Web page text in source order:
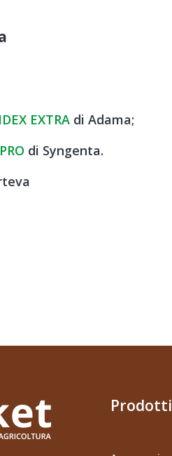
EXTRA di Adama;
di Syngenta.
Prodotti